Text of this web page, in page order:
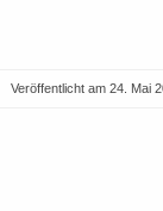
Veröffentlicht am 24. Mai